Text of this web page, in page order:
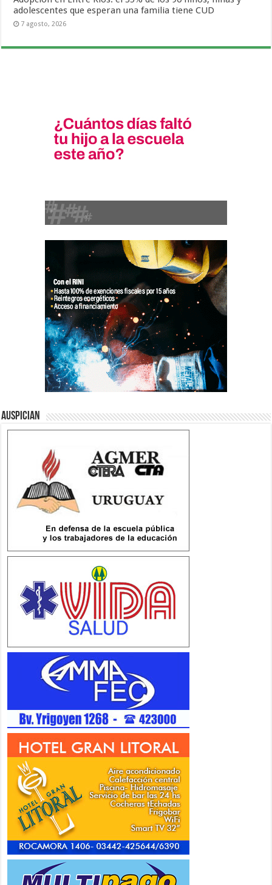
adolescentes que esperan una familia tiene CUD
7 agosto, 2026
Auspician